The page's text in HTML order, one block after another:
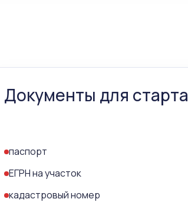
Документы для старта
паспорт
ЕГРН на участок
кадастровый номер